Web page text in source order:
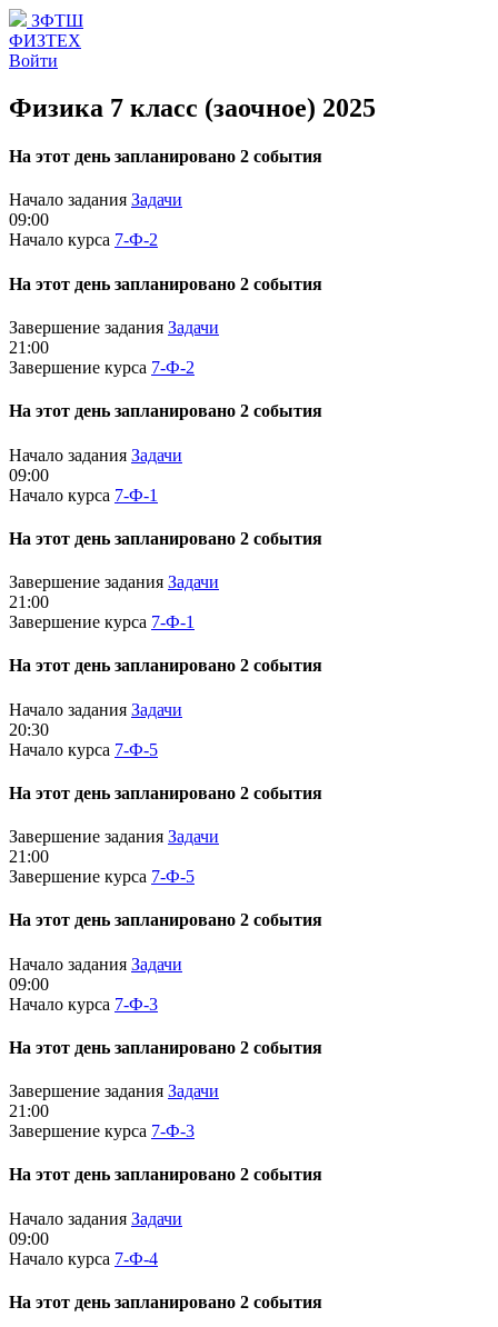
ЗФТШ
ФИЗТЕХ
Войти
Физика 7 класс (заочное) 2025
На этот день запланировано 2 события
Начало задания Задачи
09:00
Начало курса 7-Ф-2
На этот день запланировано 2 события
Завершение задания Задачи
21:00
Завершение курса 7-Ф-2
На этот день запланировано 2 события
Начало задания Задачи
09:00
Начало курса 7-Ф-1
На этот день запланировано 2 события
Завершение задания Задачи
21:00
Завершение курса 7-Ф-1
На этот день запланировано 2 события
Начало задания Задачи
20:30
Начало курса 7-Ф-5
На этот день запланировано 2 события
Завершение задания Задачи
21:00
Завершение курса 7-Ф-5
На этот день запланировано 2 события
Начало задания Задачи
09:00
Начало курса 7-Ф-3
На этот день запланировано 2 события
Завершение задания Задачи
21:00
Завершение курса 7-Ф-3
На этот день запланировано 2 события
Начало задания Задачи
09:00
Начало курса 7-Ф-4
На этот день запланировано 2 события